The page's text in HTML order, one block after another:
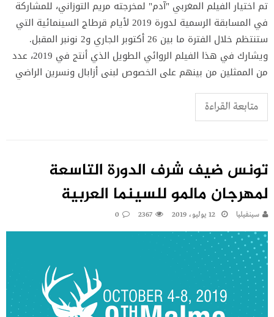
تم اختيار الفيلم المغربي "آدم" لمخرجته مريم التوزاني، للمشاركة
في المسابقة الرسمية لدورة 2019 لأيام قرطاج السينمائية التي
ستنتظم خلال الفترة ما بين 26 أكتوبر الجاري و2 نونبر المقبل.
ويشارك في هذا الفيلم الروائي الطويل الذي أنتج في 2019، عدد
من الممثلين من بينهم على الخصوص لبنى أزابال ونسرين الراضي
متابعة القراءة
تونس ضيف شرف الدورة التاسعة
لمهرجان مالمو للسينما العربية
سينفيليا 12 يوليو، 2019 2367
0